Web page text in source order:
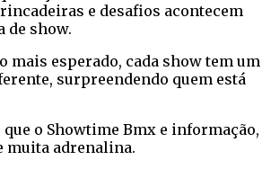
e desafios acontecem
de show.
mais esperado, cada show tem um
surpreendendo quem está
o Showtime Bmx e informação,
muita adrenalina.